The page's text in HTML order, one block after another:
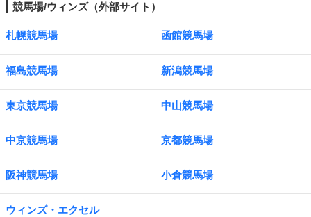
競馬場/ウィンズ（外部サイト）
札幌競馬場 函館競馬場
福島競馬場 新潟競馬場
東京競馬場 中山競馬場
中京競馬場 京都競馬場
阪神競馬場 小倉競馬場
ウィンズ・エクセル